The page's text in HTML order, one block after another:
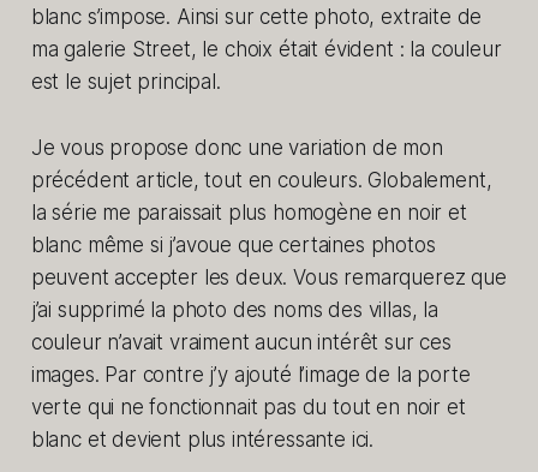
blanc s’impose. Ainsi sur cette photo, extraite de
ma galerie Street, le choix était évident : la couleur
est le sujet principal.
Je vous propose donc une variation de mon
précédent article, tout en couleurs. Globalement,
la série me paraissait plus homogène en noir et
blanc même si j’avoue que certaines photos
peuvent accepter les deux. Vous remarquerez que
j’ai supprimé la photo des noms des villas, la
couleur n’avait vraiment aucun intérêt sur ces
images. Par contre j’y ajouté l’image de la porte
verte qui ne fonctionnait pas du tout en noir et
blanc et devient plus intéressante ici.